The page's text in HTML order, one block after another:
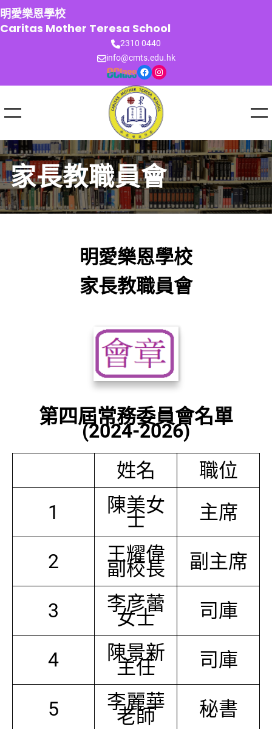
跳
至
主
明愛樂恩學校
Caritas Mother Teresa School
2310 0440
info@cmts.edu.hk
Facebook Instagram
家長教職員會
明愛樂恩學校
家長教職員會
第四屆常務委員會名單
(2024-2026)
姓名
職位
1
陳美女
士 主席
2 王耀偉
副校長 副主席
3 李彦蕾
女士 司庫
4 陳景新
主任 司庫
5 李麗華
老師 秘書